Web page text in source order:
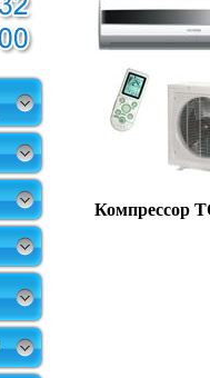
Компрессор